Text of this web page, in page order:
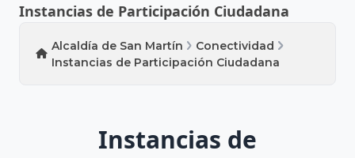
Instancias de Participación Ciudadana
Alcaldía de San Martín
Conectividad
Instancias de Participación Ciudadana
Instancias de